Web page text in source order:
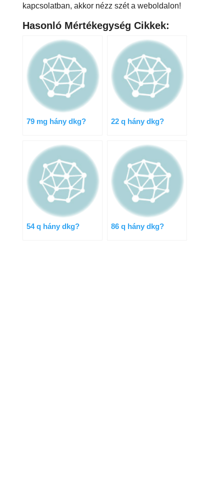
kapcsolatban, akkor nézz szét a weboldalon!
Hasonló Mértékegység Cikkek:
79 mg hány dkg? 22 q hány dkg?
54 q hány dkg? 86 q hány dkg?